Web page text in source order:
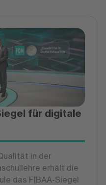
für digitale
in der
erhält die
das FIBAA-Siegel